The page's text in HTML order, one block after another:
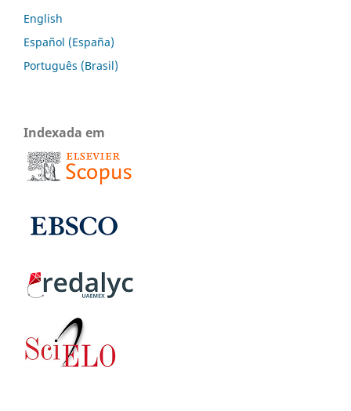
English
Español (España)
Português (Brasil)
Indexada em